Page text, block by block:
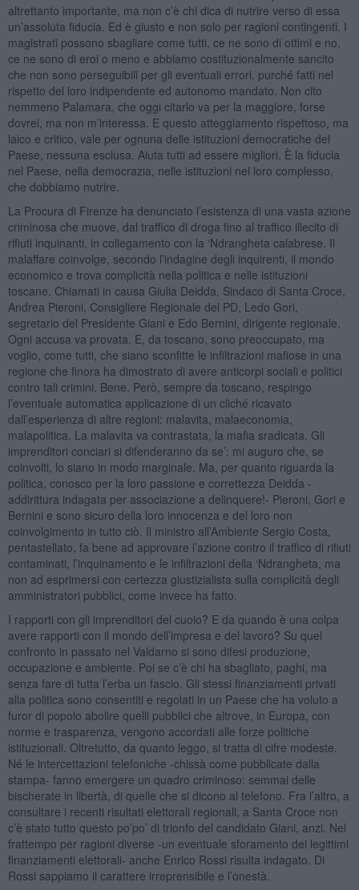
altrettanto importante, ma non c’è chi dica di nutrire verso di essa
un’assoluta fiducia. Ed è giusto e non solo per ragioni contingenti. I
magistrati possono sbagliare come tutti, ce ne sono di ottimi e no,
ce ne sono di eroi o meno e abbiamo costituzionalmente sancito
che non sono perseguibili per gli eventuali errori, purché fatti nel
rispetto del loro indipendente ed autonomo mandato. Non cito
nemmeno Palamara, che oggi citarlo va per la maggiore, forse
dovrei, ma non m’interessa. E questo atteggiamento rispettoso, ma
laico e critico, vale per ognuna delle istituzioni democratiche del
Paese, nessuna esclusa. Aiuta tutti ad essere migliori. È la fiducia
nel Paese, nella democrazia, nelle istituzioni nel loro complesso,
che dobbiamo nutrire.
La Procura di Firenze ha denunciato l’esistenza di una vasta azione
criminosa che muove, dal traffico di droga fino al traffico illecito di
rifiuti inquinanti, in collegamento con la ‘Ndrangheta calabrese. Il
malaffare coinvolge, secondo l’indagine degli inquirenti, il mondo
economico e trova complicità nella politica e nelle istituzioni
toscane. Chiamati in causa Giulia Deidda, Sindaco di Santa Croce,
Andrea Pieroni, Consigliere Regionale del PD, Ledo Gori,
segretario del Presidente Giani e Edo Bernini, dirigente regionale.
Ogni accusa va provata. E, da toscano, sono preoccupato, ma
voglio, come tutti, che siano sconfitte le infiltrazioni mafiose in una
regione che finora ha dimostrato di avere anticorpi sociali e politici
contro tali crimini. Bene. Però, sempre da toscano, respingo
l’eventuale automatica applicazione di un cliché ricavato
dall’esperienza di altre regioni: malavita, malaeconomia,
malapolitica. La malavita va contrastata, la mafia sradicata. Gli
imprenditori conciari si difenderanno da se’: mi auguro che, se
coinvolti, lo siano in modo marginale. Ma, per quanto riguarda la
politica, conosco per la loro passione e correttezza Deidda -
addirittura indagata per associazione a delinquere!- Pieroni, Gori e
Bernini e sono sicuro della loro innocenza e del loro non
coinvolgimento in tutto ciò. Il ministro all’Ambiente Sergio Costa,
pentastellato, fa bene ad approvare l’azione contro il traffico di rifiuti
contaminati, l’inquinamento e le infiltrazioni della ‘Ndrangheta, ma
non ad esprimersi con certezza giustizialista sulla complicità degli
amministratori pubblici, come invece ha fatto.
I rapporti con gli imprenditori del cuoio? E da quando è una colpa
avere rapporti con il mondo dell’impresa e del lavoro? Su quel
confronto in passato nel Valdarno si sono difesi produzione,
occupazione e ambiente. Poi se c’è chi ha sbagliato, paghi, ma
senza fare di tutta l’erba un fascio. Gli stessi finanziamenti privati
alla politica sono consentiti e regolati in un Paese che ha voluto a
furor di popolo abolire quelli pubblici che altrove, in Europa, con
norme e trasparenza, vengono accordati alle forze politiche
istituzionali. Oltretutto, da quanto leggo, si tratta di cifre modeste.
Né le intercettazioni telefoniche -chissà come pubblicate dalla
stampa- fanno emergere un quadro criminoso: semmai delle
bischerate in libertà, di quelle che si dicono al telefono. Fra l’altro, a
consultare i recenti risultati elettorali regionali, a Santa Croce non
c’è stato tutto questo po’po’ di trionfo del candidato Giani, anzi. Nel
frattempo per ragioni diverse -un eventuale sforamento dei legittimi
finanziamenti elettorali- anche Enrico Rossi risulta indagato. Di
Rossi sappiamo il carattere irreprensibile e l’onestà.